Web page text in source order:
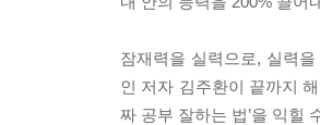
잠재력을 실력으로, 실력
인 저자 김주환이 끝까지
짜 공부 잘하는 법’을 익힐